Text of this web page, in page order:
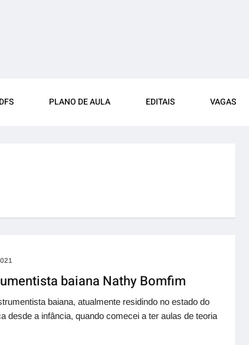
PLANO DE AULA EDITAIS VAGAS
baiana Nathy Bomfim
baiana, atualmente residindo no estado do
desde a infância, quando comecei a ter aulas de teoria